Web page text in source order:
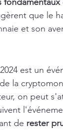
que le
et son
est un
la
on peut
de rester